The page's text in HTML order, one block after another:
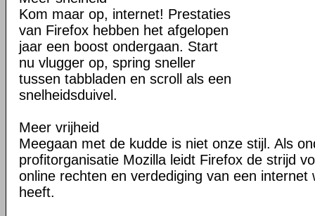
Kom maar op, internet! Prestaties
van Firefox hebben het afgelopen
jaar een boost ondergaan. Start
nu vlugger op, spring sneller
tussen tabbladen en scroll als een
snelheidsduivel.
Meer vrijheid
Meegaan met de kudde is niet onze stijl. Als
profitorganisatie Mozilla leidt Firefox de strijd
online rechten en verdediging van een internet
heeft.